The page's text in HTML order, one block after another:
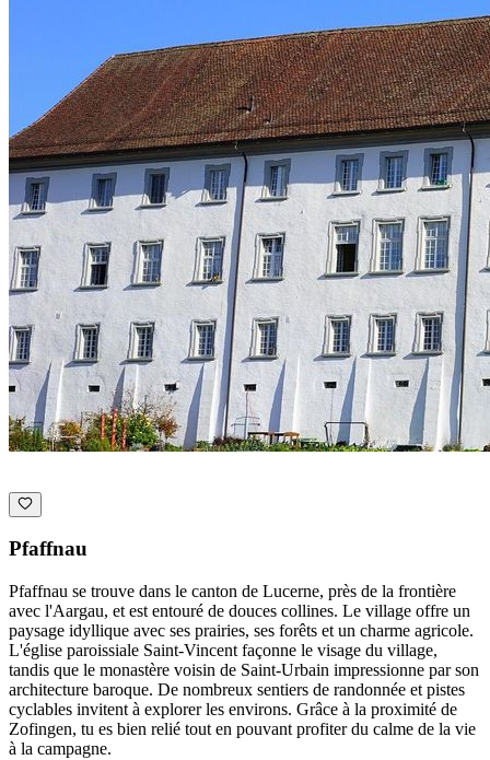
Pfaffnau
Pfaffnau se trouve dans le canton de Lucerne, près de la frontière
avec l'Aargau, et est entouré de douces collines. Le village offre un
paysage idyllique avec ses prairies, ses forêts et un charme agricole.
L'église paroissiale Saint-Vincent façonne le visage du village,
tandis que le monastère voisin de Saint-Urbain impressionne par son
architecture baroque. De nombreux sentiers de randonnée et pistes
cyclables invitent à explorer les environs. Grâce à la proximité de
Zofingen, tu es bien relié tout en pouvant profiter du calme de la vie
à la campagne.